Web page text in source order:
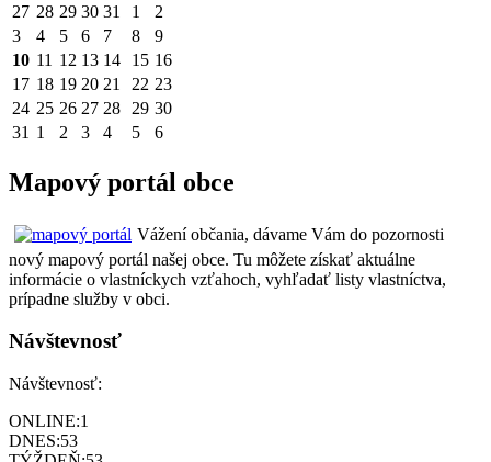
27 28 29 30 31 1
2
3
4 5 6 7 8
9
10 11 12 13 14 15 16
17 18 19 20 21 22 23
24 25 26 27 28 29 30
31 1 2 3 4 5 6
Mapový portál obce
Vážení občania, dávame Vám do pozornosti
nový mapový portál našej obce. Tu môžete získať aktuálne
informácie o vlastníckych vzťahoch, vyhľadať listy vlastníctva,
prípadne služby v obci.
Návštevnosť
Návštevnosť:
ONLINE:1
DNES:53